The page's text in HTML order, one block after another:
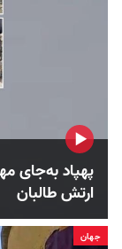
پهپاد به‌جای
ارتش طالبان
جهان